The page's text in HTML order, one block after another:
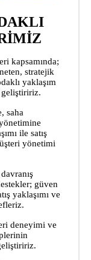
kapsamında;
stratejik
yaklaşım
saha
ile satış
yönetimi
güven
yaklaşımı ve
deneyimi ve